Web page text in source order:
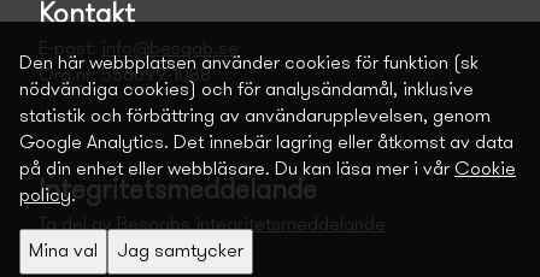
Kontakt
E-post:
info@besqab.se
Org.nr: 556699-1088
Integritetsmeddelande
Ta del av Besqabs integritetsmeddelande
Den här webbplatsen använder cookies för funktion (sk
nödvändiga cookies) och för analysändamål, inklusive
statistik och förbättring av användarupplevelsen, genom
Google Analytics. Det innebär lagring eller åtkomst av data
på din enhet eller webbläsare. Du kan läsa mer i vår Cookie
policy.
Mina val Jag samtycker